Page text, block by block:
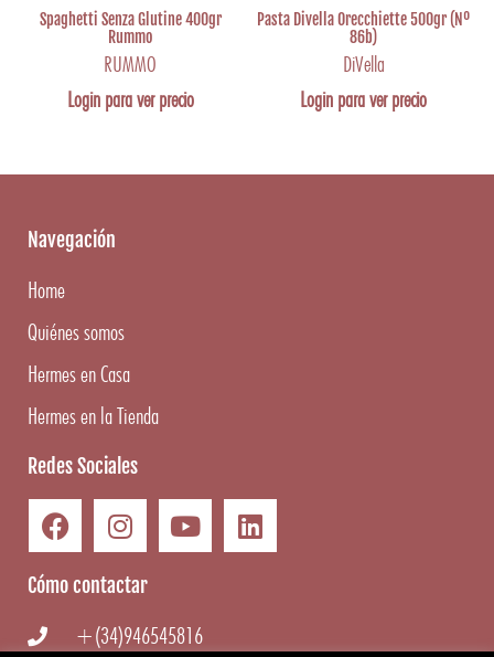
Spaghetti Senza Glutine 400gr
Rummo
RUMMO
Login para ver precio
Pasta Divella Orecchiette 500gr (Nº
86b)
DiVella
Login para ver precio
Navegación
Home
Quiénes somos
Hermes en Casa
Hermes en la Tienda
Redes Sociales
Cómo contactar
+(34)946545816